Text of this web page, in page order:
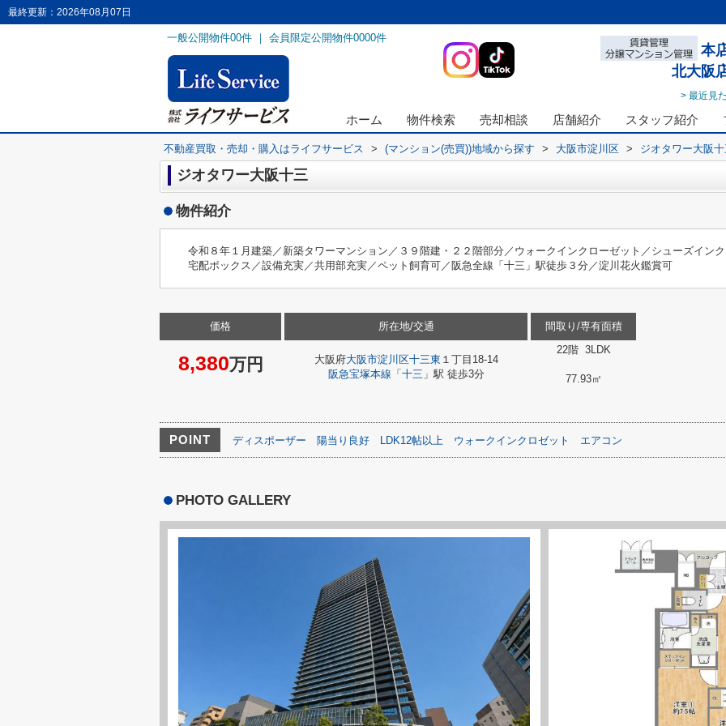
最終更新：2026年08月07日
一般公開物件00件 ｜ 会員限定公開物件0000件
本
北大阪
> 最近見
ホーム 物件検索 売却相談 店舗紹介 スタッフ紹介
不動産買取・売却・購入はライフサービス > (マンション(売買))地域から探す > 大阪市淀川区 > ジオタワー大阪
ジオタワー大阪十三
物件紹介
令和８年１月建築／新築タワーマンション／３９階建・２２階部分／ウォークインクローゼット／シューズイン
宅配ボックス／設備充実／共用部充実／ペット飼育可／阪急全線「十三」駅徒歩３分／淀川花火鑑賞可
価格
8,380万円
所在地/交通
大阪府大阪市淀川区十三東 １丁目18-14
阪急宝塚本線 「 十三 」駅 徒歩3分
間取り/専有面積
22階 3LDK
77.93㎡
POINT ディスポーザー 陽当り良好 LDK12帖以上 ウォークインクロゼット エアコン
PHOTO GALLERY